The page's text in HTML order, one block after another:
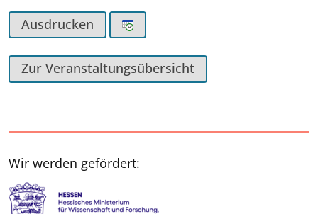
Ausdrucken
Zur Veranstaltungsübersicht
Wir werden gefördert: